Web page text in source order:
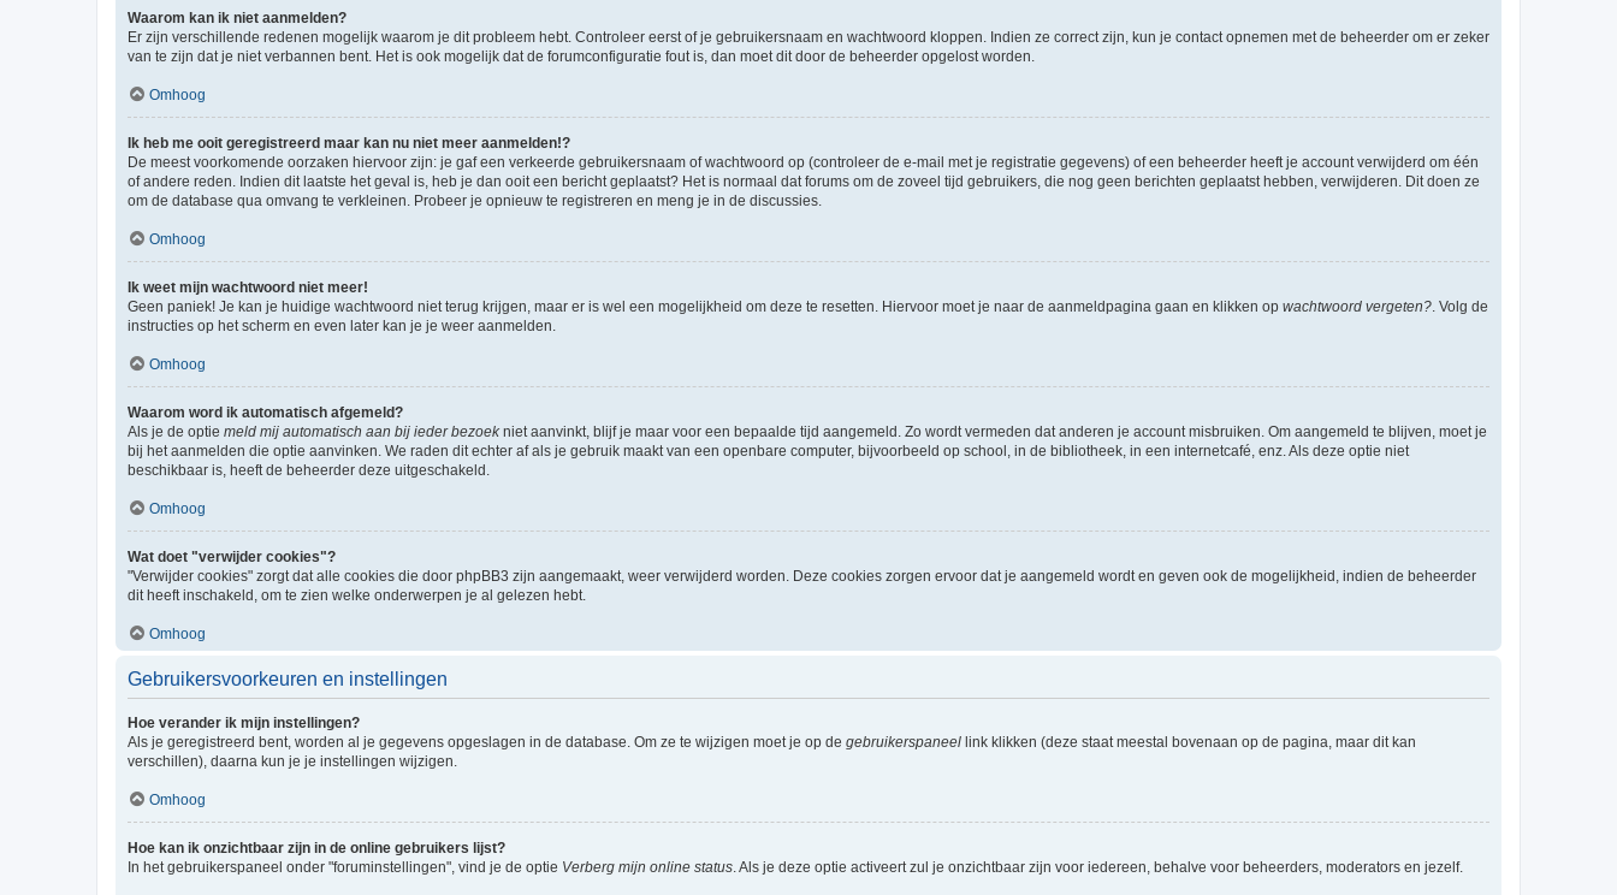
Waarom kan ik niet aanmelden?
Er zijn verschillende redenen mogelijk waarom je dit probleem hebt. Controleer eerst of je gebruikersnaam en wachtwoord kloppen. Indien ze correct zijn, kun je contact opnemen met de beheerder om er zeker
van te zijn dat je niet verbannen bent. Het is ook mogelijk dat de forumconfiguratie fout is, dan moet dit door de beheerder opgelost worden.
Omhoog
Ik heb me ooit geregistreerd maar kan nu niet meer aanmelden!?
De meest voorkomende oorzaken hiervoor zijn: je gaf een verkeerde gebruikersnaam of wachtwoord op (controleer de e-mail met je registratie gegevens) of een beheerder heeft je account verwijderd om één
of andere reden. Indien dit laatste het geval is, heb je dan ooit een bericht geplaatst? Het is normaal dat forums om de zoveel tijd gebruikers, die nog geen berichten geplaatst hebben, verwijderen. Dit doen ze
om de database qua omvang te verkleinen. Probeer je opnieuw te registreren en meng je in de discussies.
Omhoog
Ik weet mijn wachtwoord niet meer!
Geen paniek! Je kan je huidige wachtwoord niet terug krijgen, maar er is wel een mogelijkheid om deze te resetten. Hiervoor moet je naar de aanmeldpagina gaan en klikken op wachtwoord vergeten? . Volg de
instructies op het scherm en even later kan je je weer aanmelden.
Omhoog
Waarom word ik automatisch afgemeld?
Als je de optie meld mij automatisch aan bij ieder bezoekniet aanvinkt, blijf je maar voor een bepaalde tijd aangemeld. Zo wordt vermeden dat anderen je account misbruiken. Om aangemeld te blijven, moet je
bij het aanmelden die optie aanvinken. We raden dit echter af als je gebruik maakt van een openbare computer, bijvoorbeeld op school, in de bibliotheek, in een internetcafé, enz. Als deze optie niet
beschikbaar is, heeft de beheerder deze uitgeschakeld.
Omhoog
Wat doet "verwijder cookies"?
"Verwijder cookies" zorgt dat alle cookies die door phpBB3 zijn aangemaakt, weer verwijderd worden. Deze cookies zorgen ervoor dat je aangemeld wordt en geven ook de mogelijkheid, indien de beheerder
dit heeft inschakeld, om te zien welke onderwerpen je al gelezen hebt.
Omhoog
Gebruikersvoorkeuren en instellingen
Hoe verander ik mijn instellingen?
Als je geregistreerd bent, worden al je gegevens opgeslagen in de database. Om ze te wijzigen moet je op de gebruikerspaneel link klikken (deze staat meestal bovenaan op de pagina, maar dit kan
verschillen), daarna kun je je instellingen wijzigen.
Omhoog
Hoe kan ik onzichtbaar zijn in de online gebruikers lijst?
In het gebruikerspaneel onder "foruminstellingen", vind je de optie Verberg mijn online status . Als je deze optie activeert zul je onzichtbaar zijn voor iedereen, behalve voor beheerders, moderators en jezelf.